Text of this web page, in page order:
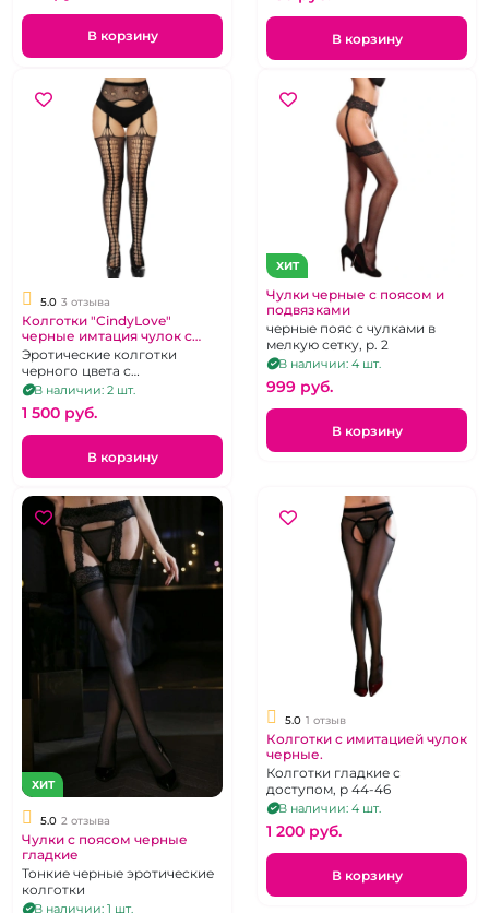
В корзину В корзину
5.0 3 отзыва
Колготки "CindyLove"
черные имтация чулок с
вырезами L-2XL
Эротические колготки
черного цвета с
вырезами.Размер 48-50
В наличии: 2 шт.
1 500 pуб.
В корзину
ХИТ
Чулки черные с поясом и
подвязками
черные пояс с чулками в
мелкую сетку, р. 2
В наличии: 4 шт.
999 pуб.
В корзину
ХИТ
5.0 2 отзыва
Чулки с поясом черные
гладкие
Тонкие черные эротические
колготки
В наличии: 1 шт.
5.0 1 отзыв
Колготки с имитацией чулок
черные.
Колготки гладкие с
доступом, р 44-46
В наличии: 4 шт.
1 200 pуб.
В корзину